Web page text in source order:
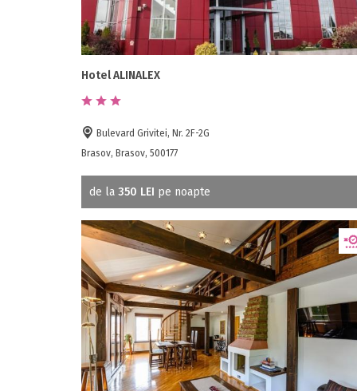
Hotel ALINALEX
Bulevard Grivitei, Nr. 2F-2G
Brasov, Brasov, 500177
de la 350 LEI pe noapte